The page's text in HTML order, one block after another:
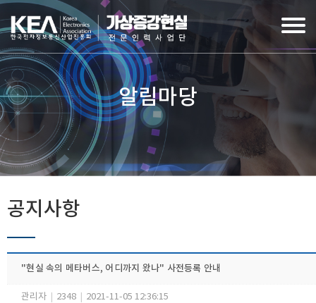
알림마당
공지사항
"현실 속의 메타버스, 어디까지 왔나" 사전등록 안내
관리자 2348 2021-11-05 12:36:15